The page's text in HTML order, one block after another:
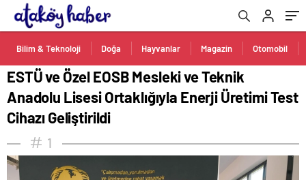
Bilim & Teknoloji Doğa Hayvanlar Magazin Otomobil
Test Cihazı Geliştirildi
ESTÜ ve Özel EOSB Mesleki ve Teknik
Anadolu Lisesi Ortaklığıyla Enerji Üretimi Test
Cihazı Geliştirildi
1